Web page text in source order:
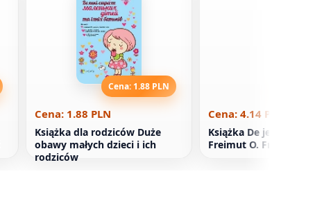
Cena: 1.88 PLN
Cena: 1.88 PLN
Książka dla rodziców Duże
obawy małych dzieci i ich
rodziców
Cena: 4.14 PLN
Książka De jedzą i z
Freimut O. Freimut